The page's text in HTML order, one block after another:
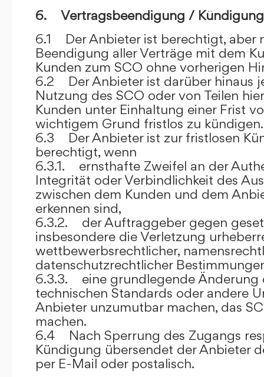
6. Vertragsbeendigung / Kündigung
6.1 Der Anbieter ist berechtigt, aber
Beendigung aller Verträge mit dem
Kunden zum SCO ohne vorherigen
6.2 Der Anbieter ist darüber hinaus
Nutzung des SCO oder von Teilen
Kunden unter Einhaltung einer Frist
wichtigem Grund fristlos zu kündigen.
6.3 Der Anbieter ist zur fristlosen
berechtigt, wenn
6.3.1. ernsthafte Zweifel an der
Integrität oder Verbindlichkeit des
zwischen dem Kunden und dem
erkennen sind,
6.3.2. der Auftraggeber gegen
insbesondere die Verletzung
wettbewerbsrechtlicher,
datenschutzrechtlicher
6.3.3. eine grundlegende Änderung
technischen Standards oder andere
Anbieter unzumutbar machen, das
machen.
6.4 Nach Sperrung des Zugangs
Kündigung übersendet der Anbieter
per E-Mail oder postalisch.